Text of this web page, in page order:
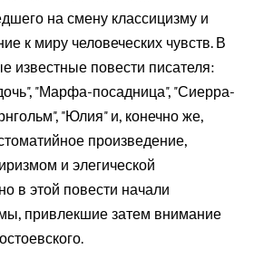
на смену классицизму и
к миру человеческих чувств. В
известные повести писателя:
"Марфа-посадница", "Сиерра-
"Юлия" и, конечно же,
произведение,
и элегической
в этой повести начали
привлекшие затем внимание